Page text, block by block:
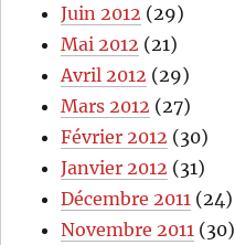
Juin 2012 (29)
Mai 2012 (21)
Avril 2012 (29)
Mars 2012 (27)
Février 2012 (30)
Janvier 2012 (31)
Décembre 2011 (24)
Novembre 2011 (30)